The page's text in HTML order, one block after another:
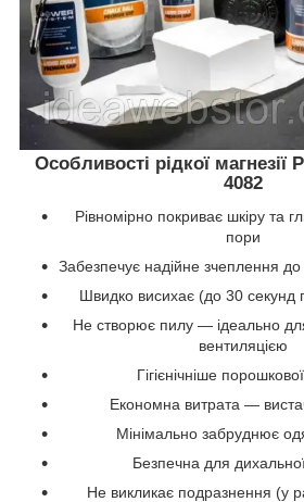
Особливості рідкої магнезії
4082
Рівномірно покриває шкіру та
пори
Забезпечує надійне зчеплення
Швидко висихає (до 30 секунд
Не створює пилу — ідеально
вентиляцією
Гігієнічніше
Економна витрата —
Мінімально забруднює
Безпечна для
Не викликає подразнення (у